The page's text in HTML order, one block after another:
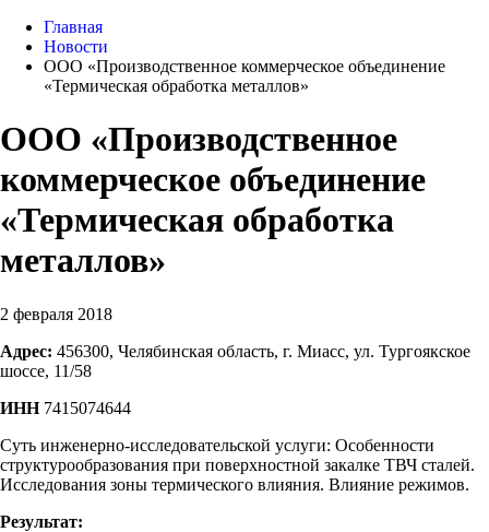
Главная
Новости
ООО «Производственное коммерческое объединение
«Термическая обработка металлов»
ООО «Производственное
коммерческое объединение
«Термическая обработка
металлов»
2 февраля 2018
Адрес: 456300, Челябинская область, г. Миасс, ул. Тургоякское
шоссе, 11/58
ИНН7415074644
Суть инженерно-исследовательской услуги: Особенности
структурообразования при поверхностной закалке ТВЧ сталей.
Исследования зоны термического влияния. Влияние режимов.
Результат: